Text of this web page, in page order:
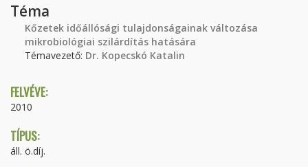
Téma
Kőzetek időállósági tulajdonságainak változása
mikrobiológiai szilárdítás hatására
Témavezető: Dr. Kopecskó Katalin
FELVÉVE:
2010
TÍPUS:
áll. ö.díj.